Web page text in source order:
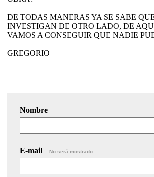
DE TODAS MANERAS YA SE SABE
INVESTIGAN DE OTRO LADO, DE
VAMOS A CONSEGUIR QUE NADIE
GREGORIO
Nombre
E-mail No será mostrado.